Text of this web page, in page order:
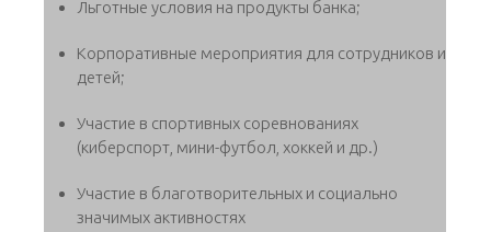
Льготные условия на продукты банка;
Корпоративные мероприятия для сотрудников и
детей;
Участие в спортивных соревнованиях
(киберспорт, мини-футбол, хоккей и др.)
Участие в благотворительных и социально
значимых активностях